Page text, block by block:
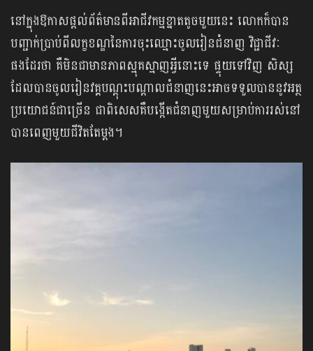
នៅក្នុងឱកាសផ្តល់ព័ត៌មានពីអាជីវកម្មខ្នាតតូចមួយនេះ លោកក៏បាន
បញ្ជាក់ប្រាប់ពីលក្ខខណ្ឌនៃការចុះឈ្មោះចូលរៀនជំនាញ វិជ្ជាជីវៈ
ផងដែរថា គឺមិនជាមានភាពស្មុគស្មាញអ្វី​នោះទេ ផ្ទុយទៅវិញ សិស្ស
ដែលបានចូលរៀនវគ្គបណ្ដុះបណ្ដាលជំនាញនេះអាចទទួលបាន​នូវអត្ថ​
ប្រយោជន៍ជាច្រើន ជាពិសេសគឺបង្កើតជំនាញមួយសម្រាប់ការរស់នៅ​
បានពេញមួយ​ជីវិតតែម្ដង។